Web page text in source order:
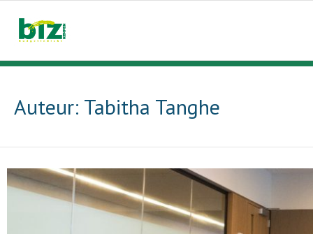
content
Auteur: Tabitha Tanghe